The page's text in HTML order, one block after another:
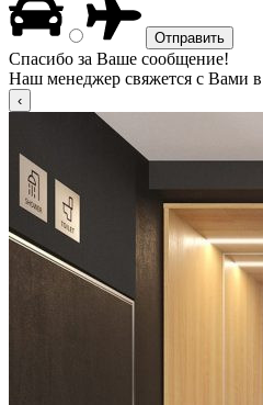
Спасибо за Ваше сообщение!
Наш менеджер свяжется с Вами